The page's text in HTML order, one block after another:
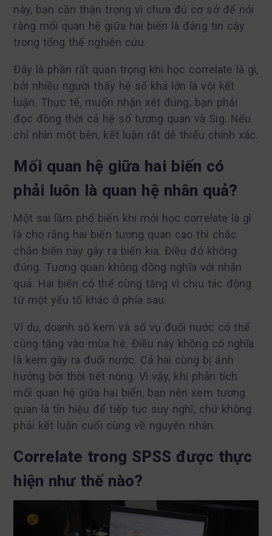
này, bạn cần thận trọng vì chưa đủ cơ sở để nói
rằng mối quan hệ giữa hai biến là đáng tin cậy
trong tổng thể nghiên cứu.
Đây là phần rất quan trọng khi học correlate là gì,
bởi nhiều người thấy hệ số khá lớn là vội kết
luận. Thực tế, muốn nhận xét đúng, bạn phải
đọc đồng thời cả hệ số tương quan và Sig. Nếu
chỉ nhìn một bên, kết luận rất dễ thiếu chính xác.
Mối quan hệ giữa hai biến có
phải luôn là quan hệ nhân quả?
Một sai lầm phổ biến khi mới học correlate là gì
là cho rằng hai biến tương quan cao thì chắc
chắn biến này gây ra biến kia. Điều đó không
đúng. Tương quan không đồng nghĩa với nhân
quả. Hai biến có thể cùng tăng vì chịu tác động
từ một yếu tố khác ở phía sau.
Ví dụ, doanh số kem và số vụ đuối nước có thể
cùng tăng vào mùa hè. Điều này không có nghĩa
là kem gây ra đuối nước. Cả hai cùng bị ảnh
hưởng bởi thời tiết nóng. Vì vậy, khi phân tích
mối quan hệ giữa hai biến, bạn nên xem tương
quan là tín hiệu để tiếp tục suy nghĩ, chứ không
phải kết luận cuối cùng về nguyên nhân.
Correlate trong SPSS được thực
hiện như thế nào?